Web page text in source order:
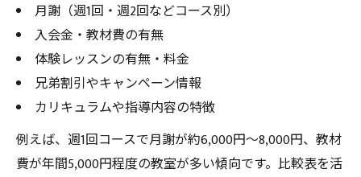
月謝（週1回・週2回などコース別）
入会金・教材費の有無
体験レッスンの有無・料金
兄弟割引やキャンペーン情報
カリキュラムや指導内容の特徴
例えば、週1回コースで月謝が約6,000円～8,000円、教材
費が年間5,000円程度の教室が多い傾向です。比較表を活